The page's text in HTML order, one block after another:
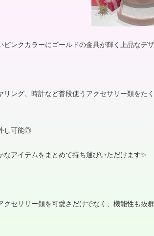
ピンクカラーにゴールドの金具が輝く上品なデ
リング、時計など普段使うアクセサリー類をた
し可能◎
なアイテムをまとめて持ち運びいただけます✨️
クセサリー類を可愛さだけでなく、機能性も抜